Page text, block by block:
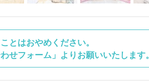
とはおやめください。
せフォーム」よりお願いいたします。